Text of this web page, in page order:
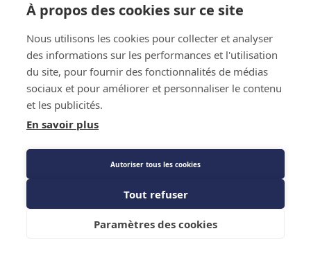
Prix public
303,26 €TTC/PIECE
Description détaillée
Caractéristiques techniques
Ajouter au panier
À propos des cookies sur ce site
Nous utilisons les cookies pour collecter et analyser
des informations sur les performances et l'utilisation
du site, pour fournir des fonctionnalités de médias
sociaux et pour améliorer et personnaliser le contenu
et les publicités.
En savoir plus
Autoriser tous les cookies
Tout refuser
Paramètres des cookies